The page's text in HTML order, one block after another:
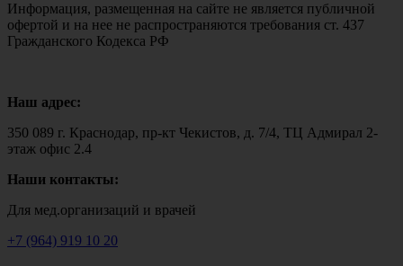
Информация, размещенная на сайте не является публичной
офертой и на нее не распространяются требования ст. 437
Гражданского Кодекса РФ
Наш адрес:
350 089 г. Краснодар, пр-кт Чекистов, д. 7/4, ТЦ Адмирал 2-
этаж офис 2.4
Наши контакты:
Для мед.организаций и врачей
+7 (964) 919 10 20